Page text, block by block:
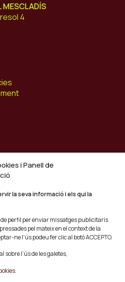
i Panell de
la seva informació i els qui la
perfil per enviar missatges publicitaris
pel mateix en el context de la
ne l'ús podeu fer clic al botó ACCEPTO.
sobre l'ús de les galetes,
MESCLADÍS
4